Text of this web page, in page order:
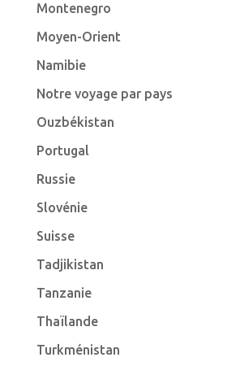
Montenegro
Moyen-Orient
Namibie
Notre voyage par pays
Ouzbékistan
Portugal
Russie
Slovénie
Suisse
Tadjikistan
Tanzanie
Thaïlande
Turkménistan